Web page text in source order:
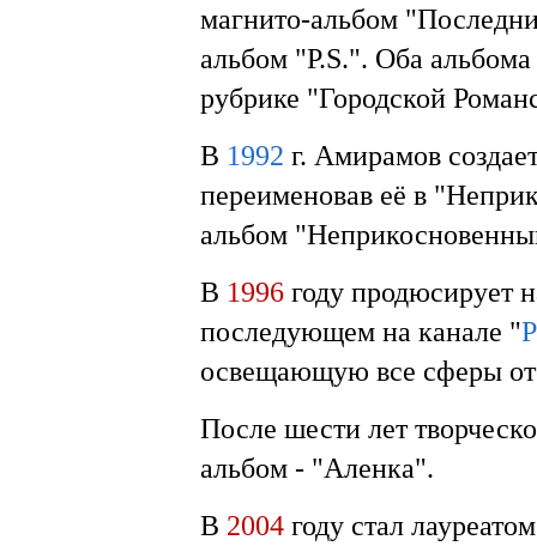
магнито-альбом
альбом "P.S.". Оба
рубрике "Городской
В 1992 г. Амирамов
переименовав её в
альбом
В 1996 году продюсирует
последующем на канале "
освещающую все сферы
После шести лет
альбом - "Аленка".
В 2004 году стал